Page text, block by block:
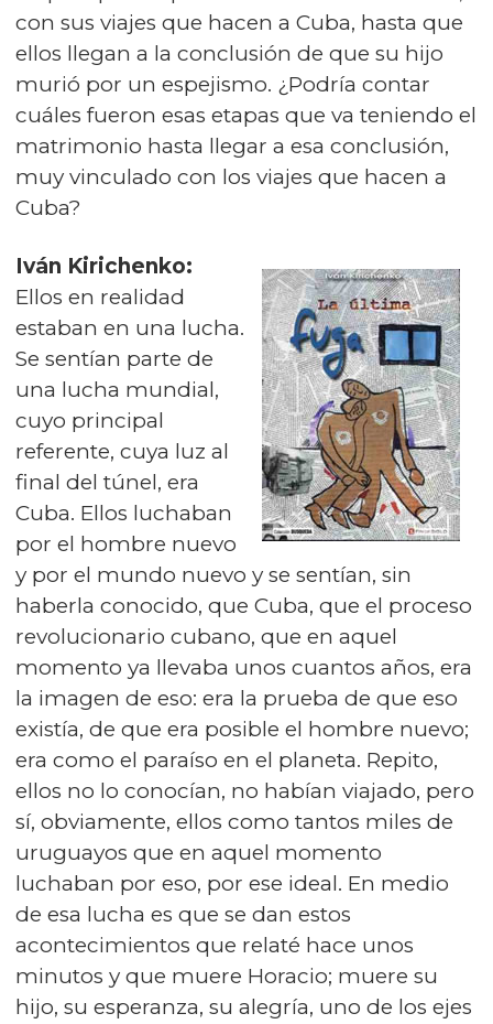
con sus viajes que hacen a Cuba, hasta que
ellos llegan a la conclusión de que su hijo
murió por un espejismo. ¿Podría contar
cuáles fueron esas etapas que va teniendo el
matrimonio hasta llegar a esa conclusión,
muy vinculado con los viajes que hacen a
Cuba?
Iván Kirichenko:
Ellos en realidad
estaban en una lucha.
Se sentían parte de
una lucha mundial,
cuyo principal
referente, cuya luz al
final del túnel, era
Cuba. Ellos luchaban
por el hombre nuevo
y por el mundo nuevo y se sentían, sin
haberla conocido, que Cuba, que el proceso
revolucionario cubano, que en aquel
momento ya llevaba unos cuantos años, era
la imagen de eso: era la prueba de que eso
existía, de que era posible el hombre nuevo;
era como el paraíso en el planeta. Repito,
ellos no lo conocían, no habían viajado, pero
sí, obviamente, ellos como tantos miles de
uruguayos que en aquel momento
luchaban por eso, por ese ideal. En medio
de esa lucha es que se dan estos
acontecimientos que relaté hace unos
minutos y que muere Horacio; muere su
hijo, su esperanza, su alegría, uno de los ejes